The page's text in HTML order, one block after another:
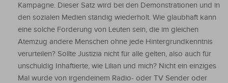
Kampagne. Dieser Satz wird bei den Demonstrationen und in
den sozialen Medien ständig wiederholt. Wie glaubhaft kann
eine solche Forderung von Leuten sein, die im gleichen
Atemzug andere Menschen ohne jede Hintergrundkenntnis
verurteilen? Sollte Justizia nicht für alle gelten, also auch für
unschuldig Inhaftierte, wie Lilian und mich? Nicht ein einziges
Mal wurde von irgendeinem Radio- oder TV Sender oder